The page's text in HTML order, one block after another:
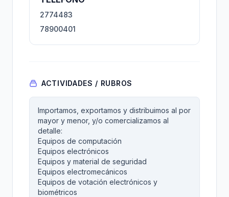
2774483
78900401
ACTIVIDADES / RUBROS
Importamos, exportamos y distribuimos al por
mayor y menor, y/o comercializamos al
detalle:
Equipos de computación
Equipos electrónicos
Equipos y material de seguridad
Equipos electromecánicos
Equipos de votación electrónicos y
biométricos